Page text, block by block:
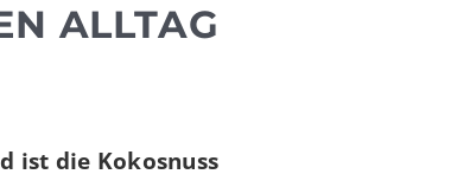
ALLTAG
ist die Kokosnuss